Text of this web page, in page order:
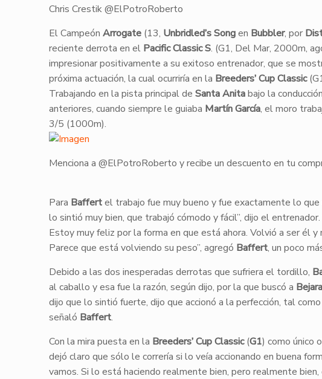
Chris Crestik @ElPotroRoberto
​El Campeón Arrogate(13, Unbridled’s Songen Bubbler, por
reciente derrota en el Pacific Classic S. (G1, Del Mar, 2000m,
impresionar positivamente a su exitoso entrenador, que se
próxima actuación, la cual ocurriría en la Breeders’ Cup Classic
​Trabajando en la pista principal de Santa Anitabajo la
anteriores, cuando siempre le guiaba Martín García, el moro
3/5 (1000m).
Menciona a @ElPotroRoberto y recibe un descuento en tu
​Para Baffertel trabajo fue muy bueno y fue exactamente lo que
lo sintió muy bien, que trabajó cómodo y fácil”, dijo el
Estoy muy feliz por la forma en que está ahora. Volvió a ser él
Parece que está volviendo su peso”, agregó Baffert, un poco
Debido a las dos inesperadas derrotas que sufriera el tordillo,
al caballo y esa fue la razón, según dijo, por la que buscó a
dijo que lo sintió fuerte, dijo que accionó a la perfección, tal
señaló Baffert.
Con la mira puesta en la Breeders’ Cup Classic(G1) como único
dejó claro que sólo le correría si lo veía accionando en buena
vamos. Si lo está haciendo realmente bien, pero realmente bien,